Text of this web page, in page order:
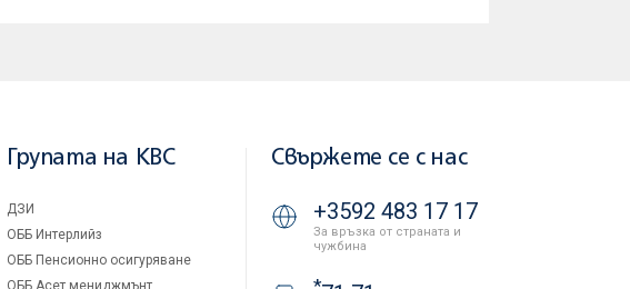
Групата на KBC
ДЗИ
ОББ Интерлийз
ОББ Пенсионно осигуряване
ОББ Асет мениджмънт
Свържете се с нас
+3592 483 17 17
За връзка от страната и
чужбина